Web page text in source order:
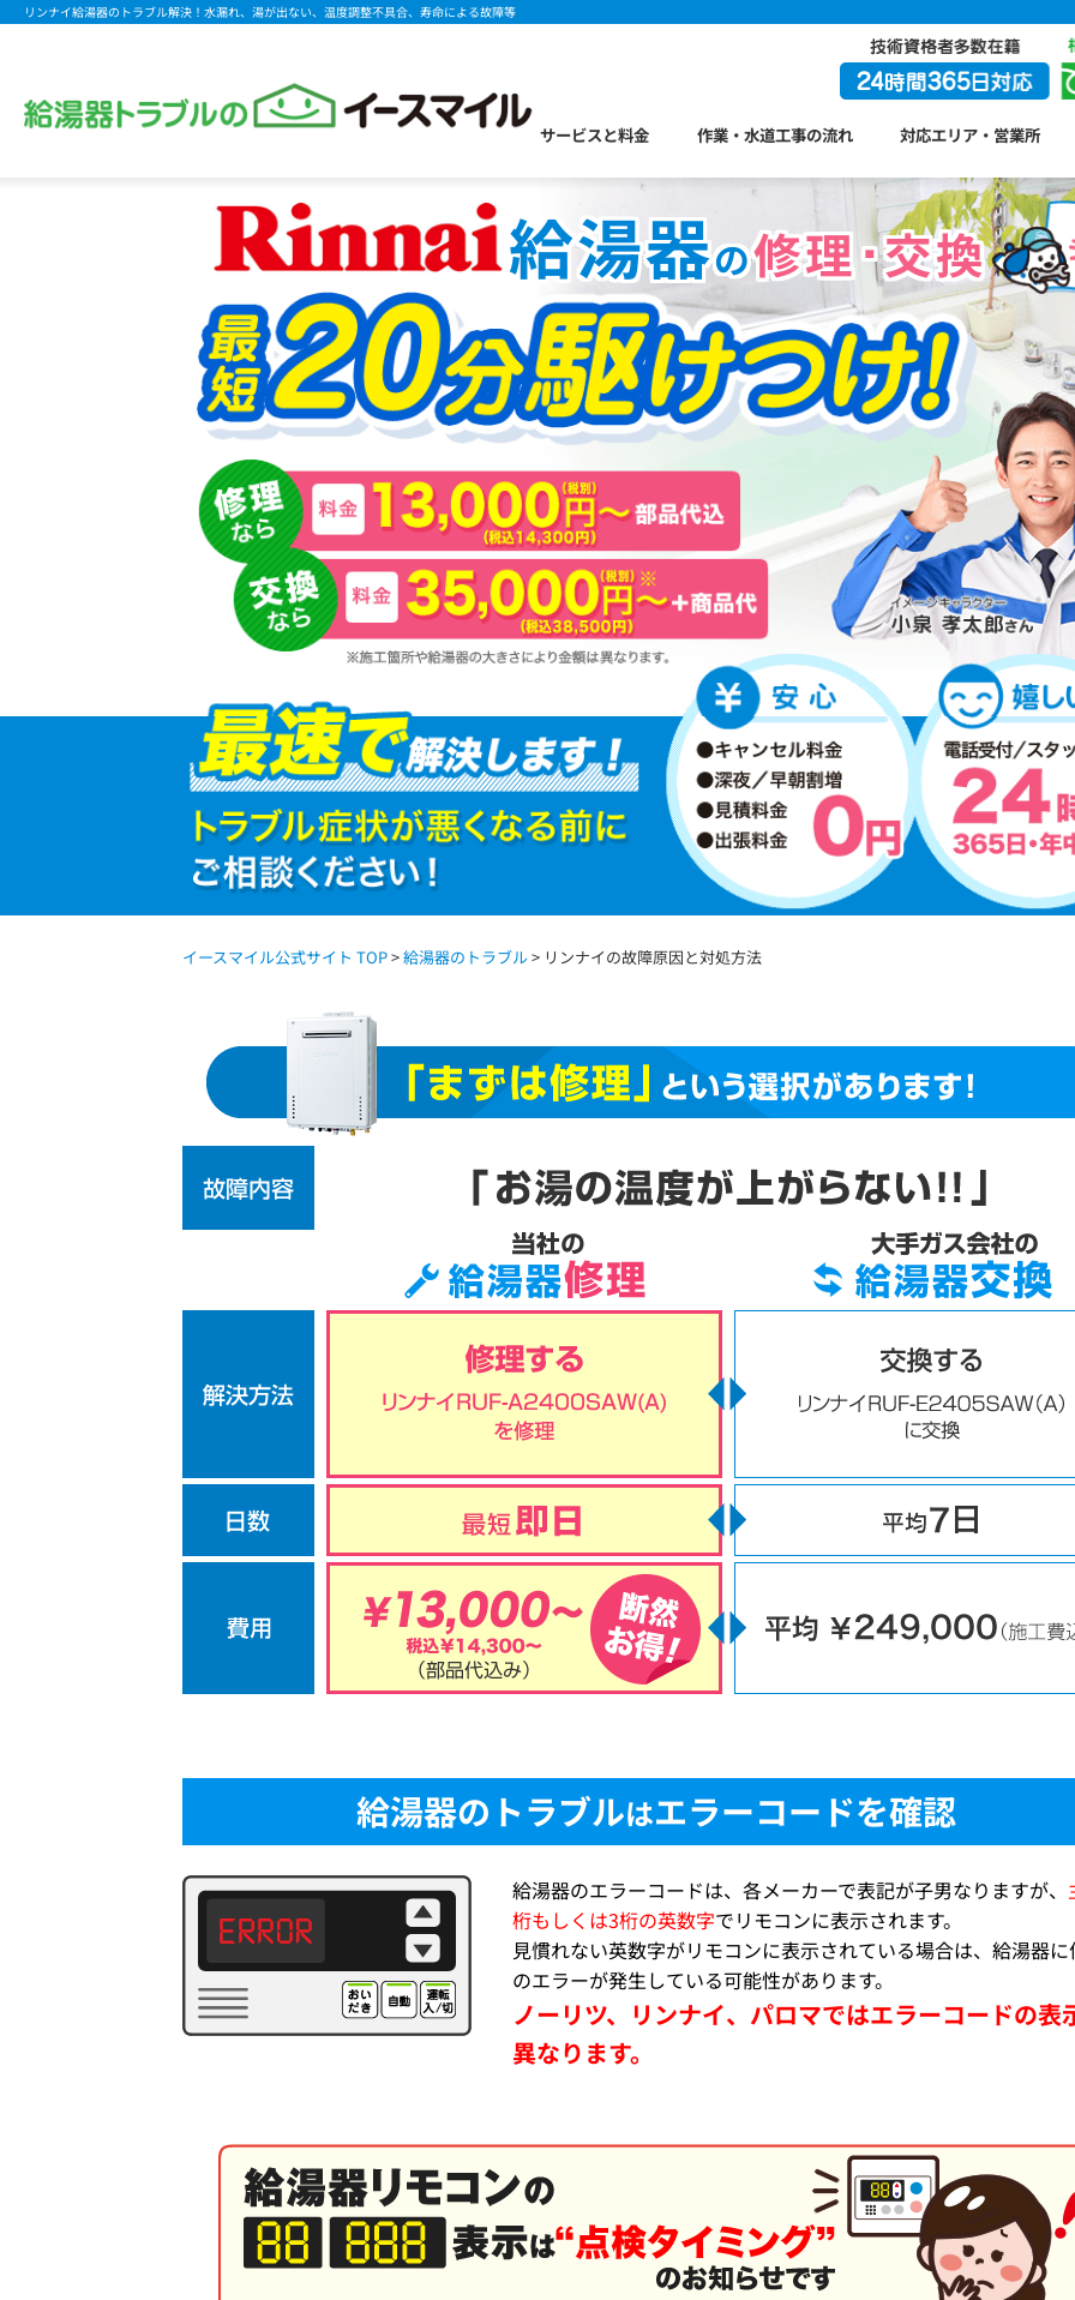
リンナイ給湯器のトラブル解決！水漏れ、湯が出ない、温度調整不具合、寿命による故障等
サービスと料金 作業・水道工事の流れ 対応エリア・営業所
給湯器の修理･交換
イースマイル公式サイト TOP>給湯器のトラブル> リンナイの故障原因と対処方法
給湯器のトラブルはエラーコードを確認
給湯器のエラーコードは、各メーカーで表記が子男なりますが、
桁もしくは3桁の英数字でリモコンに表示されます。
見慣れない英数字がリモコンに表示されている場合は、給湯器
のエラーが発生している可能性があります。
ノーリツ、リンナイ、パロマではエラーコードの表
異なります。